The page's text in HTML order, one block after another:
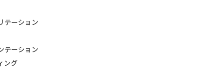
テーション
テーション
ング